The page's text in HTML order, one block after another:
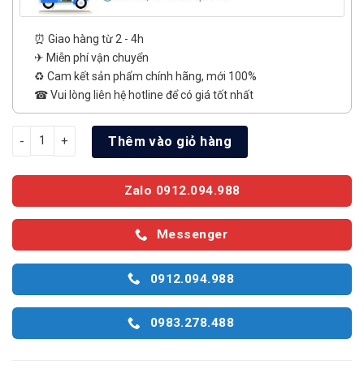
⏰ Giao hàng từ 2 - 4h
✈ Miễn phí vận chuyển
♻️ Cam kết sản phẩm chính hãng, mới 100%
☎ Vui lòng liên hệ hotline để có giá tốt nhất
Google Tivi TCL QD-Mini LED 4K 65 Inch 65P8LS số lượng
Thêm vào giỏ hàng
Zalo 0912.094.988
Messenger
0912.094.988
0983.278.488